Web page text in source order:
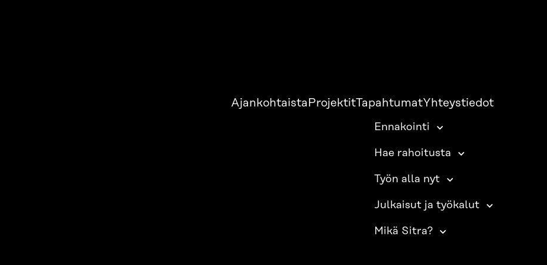
Ajankohtaista ProjektitTapahtumatYhteystiedot
Ennakointi
Hae rahoitusta
Työn alla nyt
Julkaisut ja työkalut
Mikä Sitra?